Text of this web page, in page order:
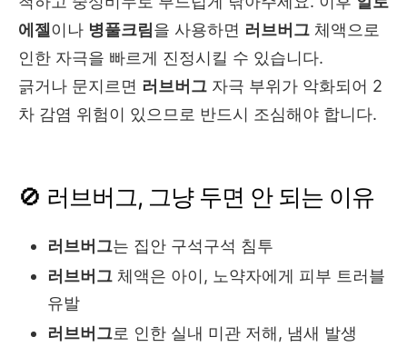
에젤 이나 병풀크림을 사용하면 러브버그 체액으로
인한 자극을 빠르게 진정시킬 수 있습니다.
긁거나 문지르면 러브버그 자극 부위가 악화되어 2
차 감염 위험이 있으므로 반드시 조심해야 합니다.
🚫 러브버그, 그냥 두면 안 되는 이유
러브버그는 집안 구석구석 침투
러브버그 체액은 아이, 노약자에게 피부 트러블
유발
러브버그로 인한 실내 미관 저해, 냄새 발생